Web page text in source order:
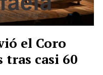
el Coro
tras casi 60